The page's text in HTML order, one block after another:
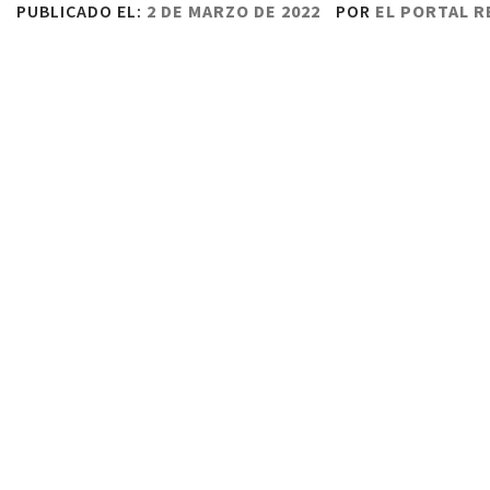
PUBLICADO EL: 2 DE MARZO DE 2022 POR EL PORTAL